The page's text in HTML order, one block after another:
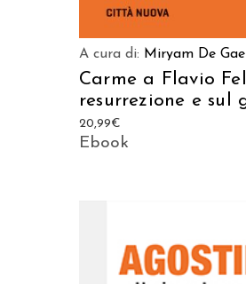
A cura di: Miryam De
Carme a Flavio
resurrezione e sul
20,99€
Ebook